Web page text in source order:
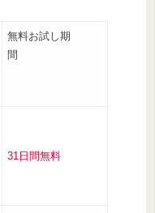
無料お試し期
間
31日間無料